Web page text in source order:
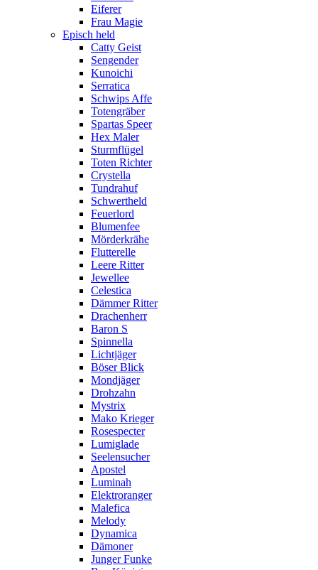
Eiferer
Frau Magie
Episch held
Catty Geist
Sengender
Kunoichi
Serratica
Schwips Affe
Totengräber
Spartas Speer
Hex Maler
Sturmflügel
Toten Richter
Crystella
Tundrahuf
Schwertheld
Feuerlord
Blumenfee
Mörderkrähe
Flutterelle
Leere Ritter
Jewellee
Celestica
Dämmer Ritter
Drachenherr
Baron S
Spinnella
Lichtjäger
Böser Blick
Mondjäger
Drohzahn
Mystrix
Mako Krieger
Rosespecter
Lumiglade
Seelensucher
Apostel
Luminah
Elektroranger
Malefica
Melody
Dynamica
Dämoner
Junger Funke